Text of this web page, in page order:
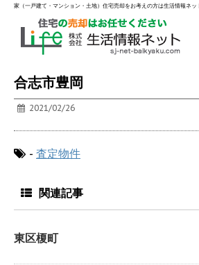
家（一戸建て・マンション・土地）住宅売却をお考えの方は生活情報ネッ
合志市豊岡
2021/02/26
- 査定物件
関連記事
東区榎町